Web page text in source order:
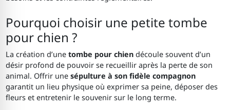
Pourquoi choisir une petite tombe
pour chien ?
La création d’unetombe pour chien découle souvent d’un
désir profond de pouvoir se recueillir après la perte de son
animal. Offrir unesépulture à son fidèle compagnon
garantit un lieu physique où exprimer sa peine, déposer des
fleurs et entretenir le souvenir sur le long terme.